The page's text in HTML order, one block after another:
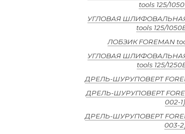
tools 125/1050
УГЛОВАЯ
tools 125/
ЛОБЗИК FOREMAN
УГЛОВАЯ
tools 125/
ДРЕЛЬ-ШУРУПОВЕРТ
ДРЕЛЬ-ШУРУПОВЕРТ
002-1)
ДРЕЛЬ-ШУРУПОВЕРТ
003-